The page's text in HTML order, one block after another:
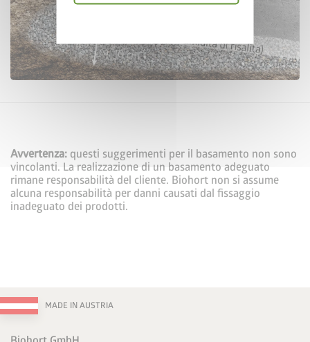
Informativa
privacy
Avvertenza: questi suggerimenti per il basamento non sono
vincolanti. La realizzazione di un basamento adeguato
rimane responsabilità del cliente. Biohort non si assume
alcuna responsabilità per danni causati dal fissaggio
inadeguato dei prodotti.
MADE IN AUSTRIA